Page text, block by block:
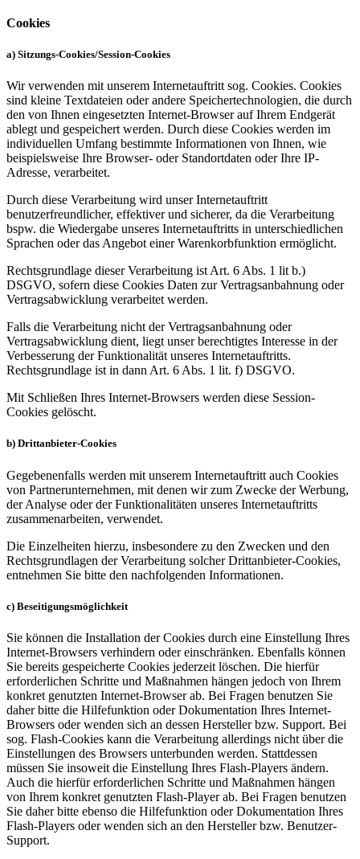
Cookies
a) Sitzungs-Cookies/Session-Cookies
Wir verwenden mit unserem Internetauftritt sog. Cookies. Cookies
sind kleine Textdateien oder andere Speichertechnologien, die durch
den von Ihnen eingesetzten Internet-Browser auf Ihrem Endgerät
ablegt und gespeichert werden. Durch diese Cookies werden im
individuellen Umfang bestimmte Informationen von Ihnen, wie
beispielsweise Ihre Browser- oder Standortdaten oder Ihre IP-
Adresse, verarbeitet.
Durch diese Verarbeitung wird unser Internetauftritt
benutzerfreundlicher, effektiver und sicherer, da die Verarbeitung
bspw. die Wiedergabe unseres Internetauftritts in unterschiedlichen
Sprachen oder das Angebot einer Warenkorbfunktion ermöglicht.
Rechtsgrundlage dieser Verarbeitung ist Art. 6 Abs. 1 lit b.)
DSGVO, sofern diese Cookies Daten zur Vertragsanbahnung oder
Vertragsabwicklung verarbeitet werden.
Falls die Verarbeitung nicht der Vertragsanbahnung oder
Vertragsabwicklung dient, liegt unser berechtigtes Interesse in der
Verbesserung der Funktionalität unseres Internetauftritts.
Rechtsgrundlage ist in dann Art. 6 Abs. 1 lit. f) DSGVO.
Mit Schließen Ihres Internet-Browsers werden diese Session-
Cookies gelöscht.
b) Drittanbieter-Cookies
Gegebenenfalls werden mit unserem Internetauftritt auch Cookies
von Partnerunternehmen, mit denen wir zum Zwecke der Werbung,
der Analyse oder der Funktionalitäten unseres Internetauftritts
zusammenarbeiten, verwendet.
Die Einzelheiten hierzu, insbesondere zu den Zwecken und den
Rechtsgrundlagen der Verarbeitung solcher Drittanbieter-Cookies,
entnehmen Sie bitte den nachfolgenden Informationen.
c) Beseitigungsmöglichkeit
Sie können die Installation der Cookies durch eine Einstellung Ihres
Internet-Browsers verhindern oder einschränken. Ebenfalls können
Sie bereits gespeicherte Cookies jederzeit löschen. Die hierfür
erforderlichen Schritte und Maßnahmen hängen jedoch von Ihrem
konkret genutzten Internet-Browser ab. Bei Fragen benutzen Sie
daher bitte die Hilfefunktion oder Dokumentation Ihres Internet-
Browsers oder wenden sich an dessen Hersteller bzw. Support. Bei
sog. Flash-Cookies kann die Verarbeitung allerdings nicht über die
Einstellungen des Browsers unterbunden werden. Stattdessen
müssen Sie insoweit die Einstellung Ihres Flash-Players ändern.
Auch die hierfür erforderlichen Schritte und Maßnahmen hängen
von Ihrem konkret genutzten Flash-Player ab. Bei Fragen benutzen
Sie daher bitte ebenso die Hilfefunktion oder Dokumentation Ihres
Flash-Players oder wenden sich an den Hersteller bzw. Benutzer-
Support.